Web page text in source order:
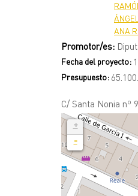
ANA
Promotor/es:
Fecha del proyecto:
Presupuesto:
C/ Santa Nonia nº 9
+
-